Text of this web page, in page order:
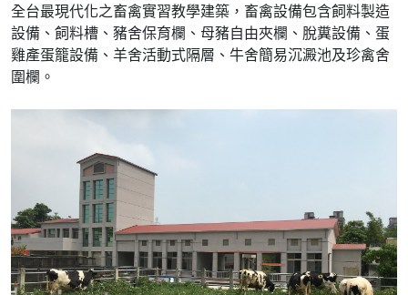
全台最現代化之畜禽實習教學建築，畜禽設備包含飼料製造
設備、飼料槽、豬舍保育欄、母豬自由夾欄、脫糞設備、蛋
雞產蛋籠設備、羊舍活動式隔層、牛舍簡易沉澱池及珍禽舍
圍欄。